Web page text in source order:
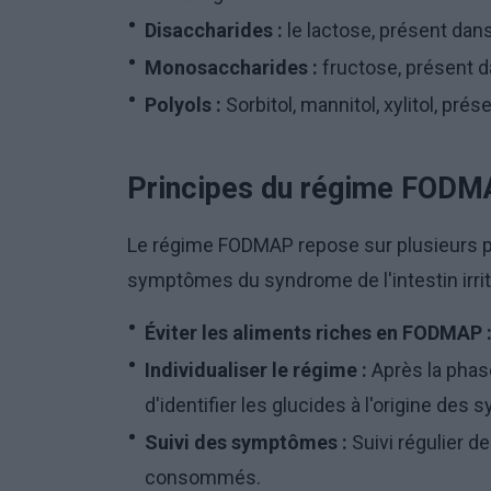
Disaccharides : le lactose, présent
Monosaccharides : fructose, présent
Polyols : Sorbitol, mannitol, xylitol,
Principes du régime
Le régime FODMAP repose sur
symptômes du syndrome de l'intestin
Éviter les aliments riches en FODMAP :
Individualiser le régime : Après la
d'identifier les glucides à l'origine des
Suivi des symptômes : Suivi régulier
consommés.